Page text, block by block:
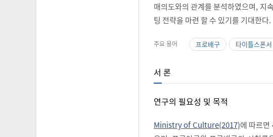
매의도와의 관계를 분석하였으며, 지
팅 전략을 마련 할 수 있기를 기대한다.
주요 용어 프로배구 타이틀스폰서
서 론
연구의 필요성 및 목적
Ministry of Culture(2017)에 따르